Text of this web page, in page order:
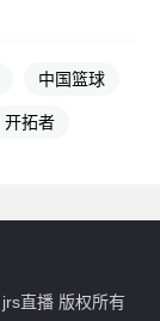
中国篮球
开拓者
jrs直播 版权所有